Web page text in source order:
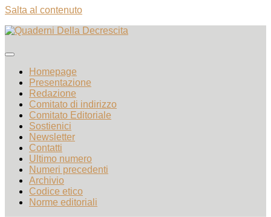
Salta al contenuto
Homepage
Presentazione
Redazione
Comitato di indirizzo
Comitato Editoriale
Sostienici
Newsletter
Contatti
Ultimo numero
Numeri precedenti
Archivio
Codice etico
Norme editoriali